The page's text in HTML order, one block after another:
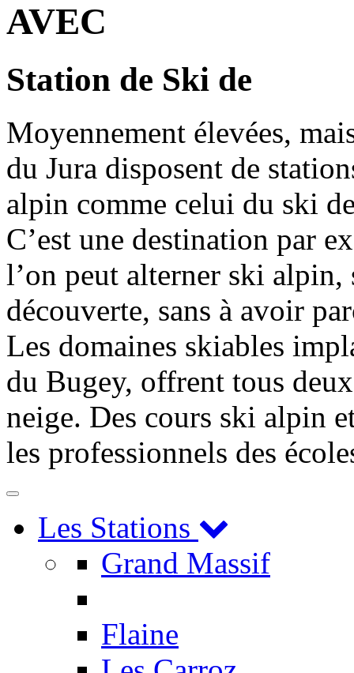
AVEC
Station de Ski de
Moyennement élevées,
du Jura disposent de
alpin comme celui du ski
C’est une destination par
l’on peut alterner ski
découverte, sans à avoir
Les domaines skiables
du Bugey, offrent tous
neige. Des cours ski alpin
les professionnels des
Toggle
Les Stations
Grand Massif
Flaine